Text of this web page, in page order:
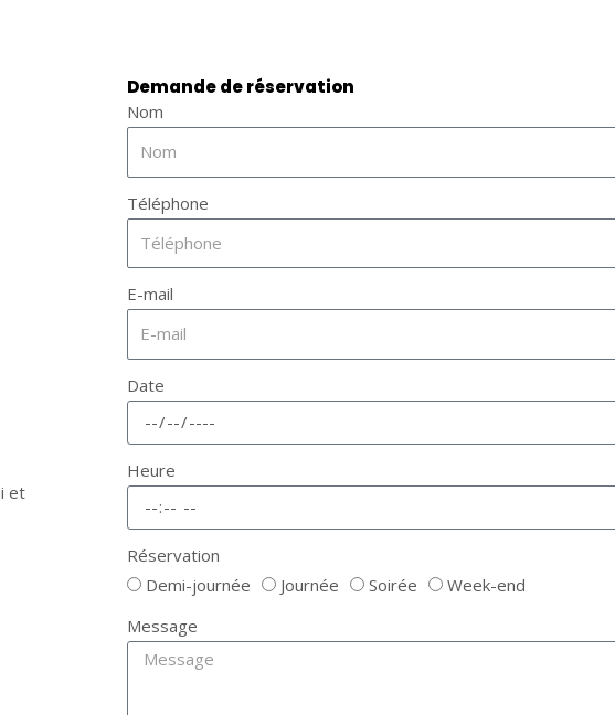
et
Demande de réservation
Nom
Téléphone
E-mail
Date
Heure
Réservation
Demi-journée
Journée Soirée
Week-end
Message